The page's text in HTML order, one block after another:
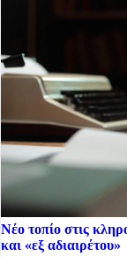
Νέο τοπίο στις
και «εξ αδιαιρέτου»